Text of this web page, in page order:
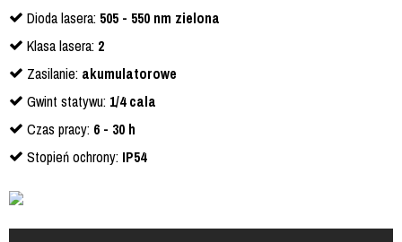
Dioda lasera: 505 - 550 nm zielona
Klasa lasera: 2
Zasilanie: akumulatorowe
Gwint statywu: 1/4 cala
Czas pracy: 6 - 30 h
Stopień ochrony: IP54